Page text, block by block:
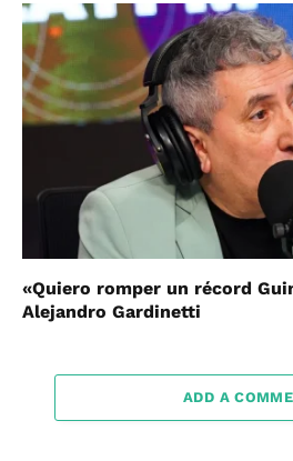
«Quiero romper un récord
Alejandro Gardinetti
ADD A